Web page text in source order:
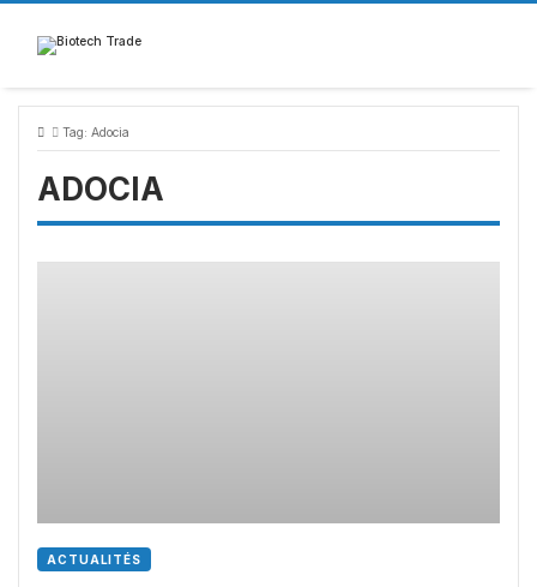
Skip
content
Tag: Adocia
ADOCIA
ACTUALITÉS